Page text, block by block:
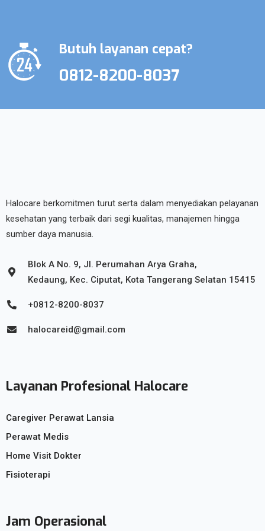
Butuh layanan cepat?
0812-8200-8037
Halocare berkomitmen turut serta dalam menyediakan pelayanan
kesehatan yang terbaik dari segi kualitas, manajemen hingga
sumber daya manusia.
Blok A No. 9, Jl. Perumahan Arya Graha,
Kedaung, Kec. Ciputat, Kota Tangerang Selatan 15415
+0812-8200-8037
halocareid@gmail.com
Layanan Profesional Halocare
Caregiver Perawat Lansia
Perawat Medis
Home Visit Dokter
Fisioterapi
Jam Operasional